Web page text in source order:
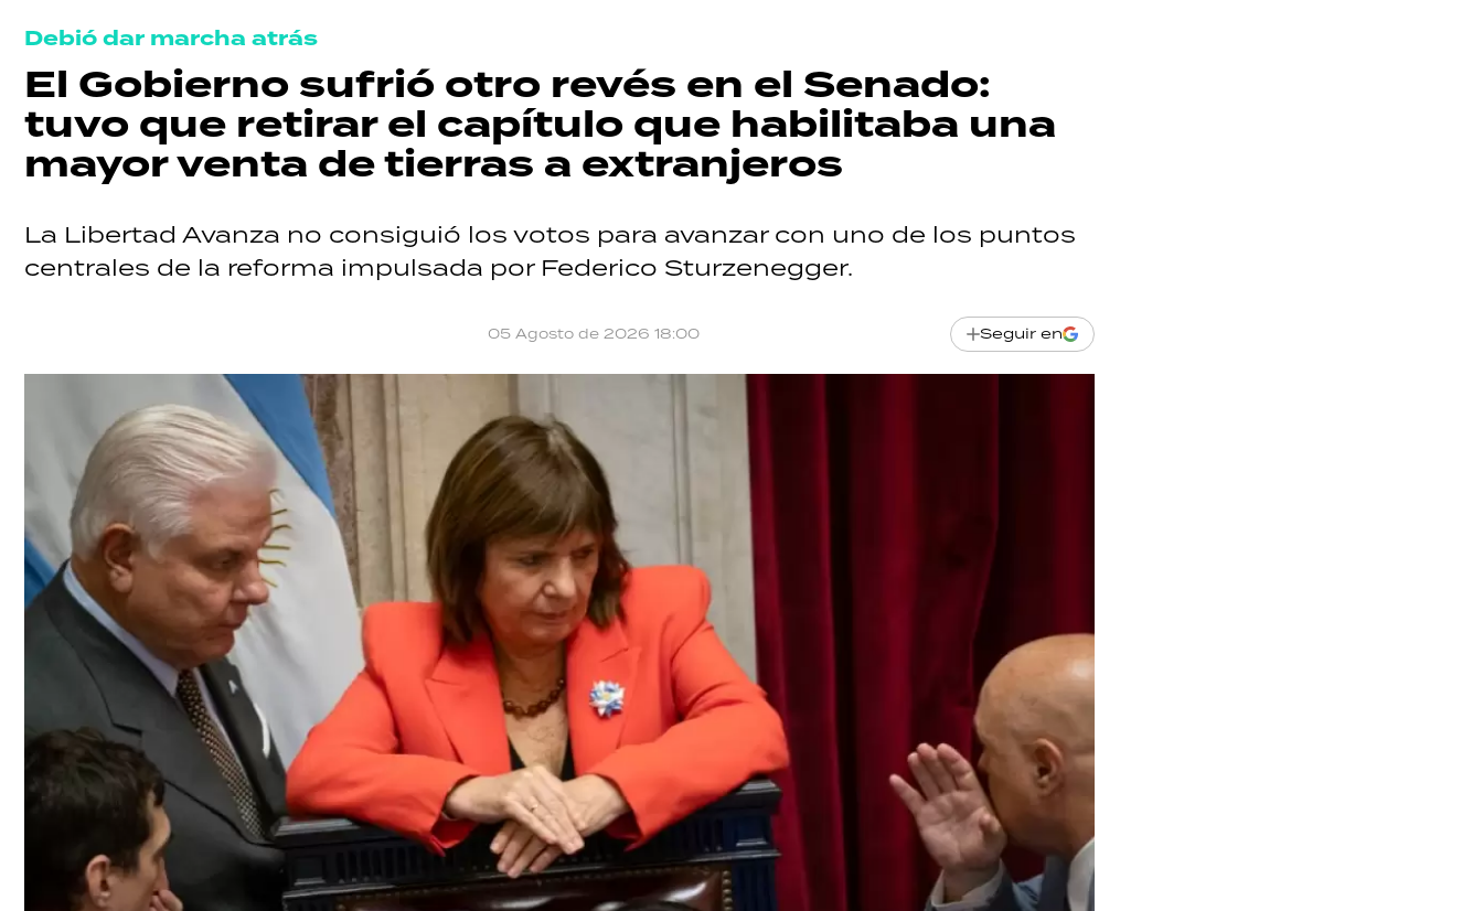
Debió dar marcha atrás
El Gobierno sufrió otro revés en el Senado:
tuvo que retirar el capítulo que habilitaba una
mayor venta de tierras a extranjeros
La Libertad Avanza no consiguió los votos para avanzar con uno de los puntos
centrales de la reforma impulsada por Federico Sturzenegger.
05 Agosto de 2026 18:00 Seguir en